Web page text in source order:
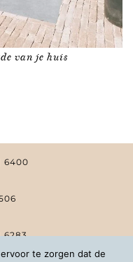
van je huis
6400
te zorgen dat de